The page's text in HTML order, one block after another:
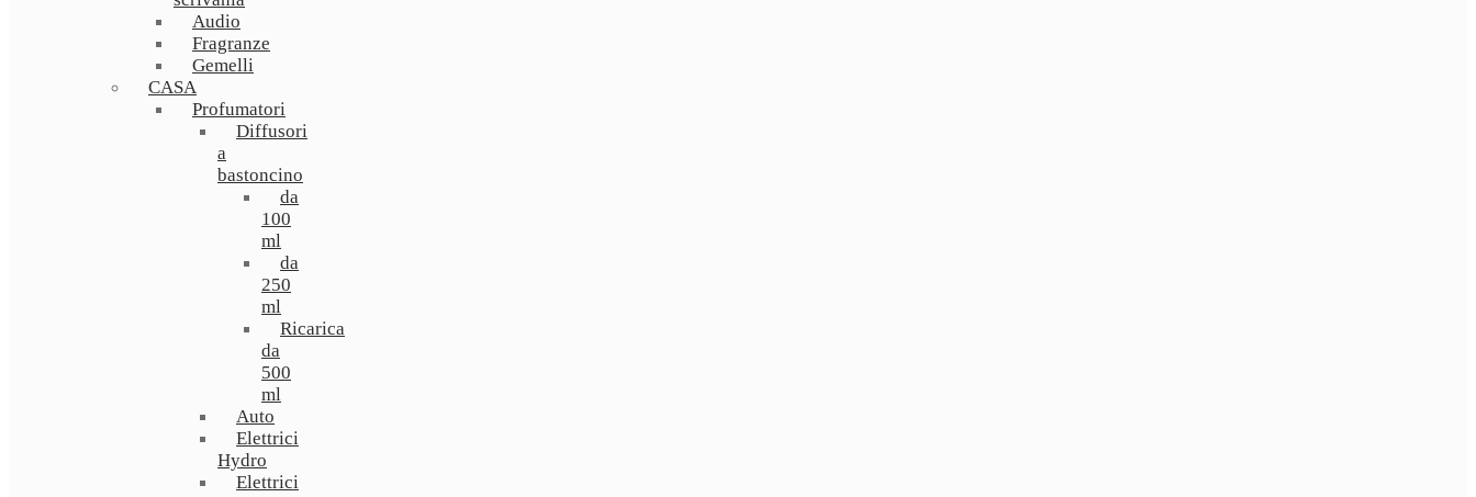
Audio
Fragranze
Gemelli
CASA
Profumatori
Diffusori
a
bastoncino
da
100
ml
da
250
ml
Ricarica
da
500
ml
Auto
Elettrici
Hydro
Elettrici